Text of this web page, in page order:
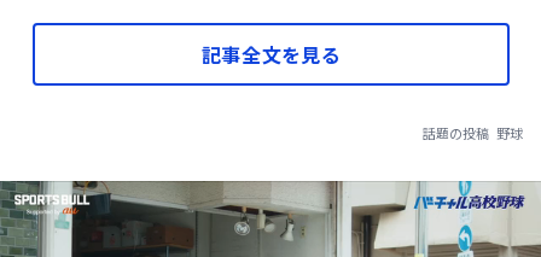
記事全文を見る
話題の投稿 野球